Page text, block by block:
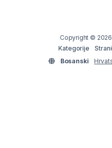
Copyright © 2026
Kategorije
Bosanski